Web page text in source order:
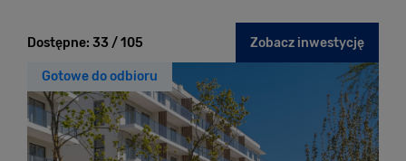
Dostępne: 33 / 105 Zobacz inwestycję
Gotowe do odbioru